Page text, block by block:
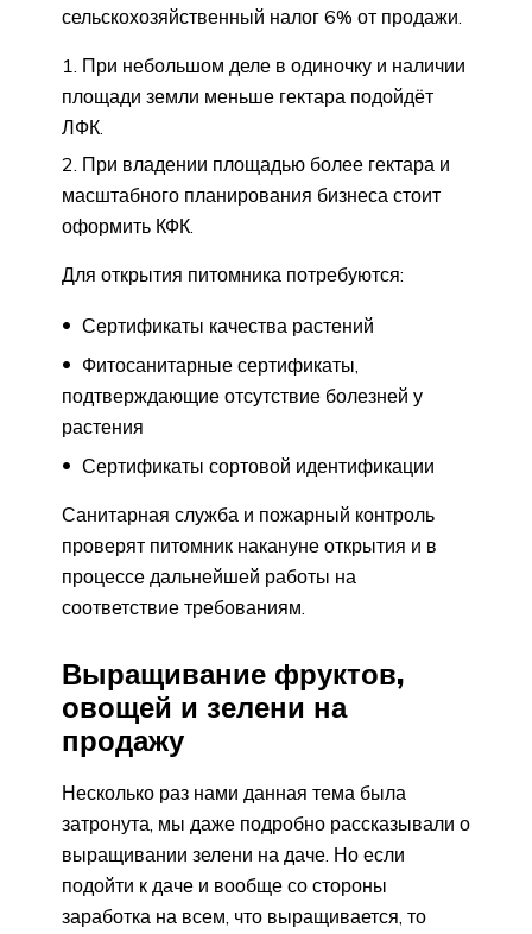
сельскохозяйственный налог 6% от продажи.
При небольшом деле в одиночку и наличии
площади земли меньше гектара подойдёт
ЛФК.
При владении площадью более гектара и
масштабного планирования бизнеса стоит
оформить КФК.
Для открытия питомника потребуются:
Сертификаты качества растений
Фитосанитарные сертификаты,
подтверждающие отсутствие болезней у
растения
Сертификаты сортовой идентификации
Санитарная служба и пожарный контроль
проверят питомник накануне открытия и в
процессе дальнейшей работы на
соответствие требованиям.
Выращивание фруктов,
овощей и зелени на
продажу
Несколько раз нами данная тема была
затронута, мы даже подробно рассказывали о
выращивании зелени на даче. Но если
подойти к даче и вообще со стороны
заработка на всем, что выращивается, то